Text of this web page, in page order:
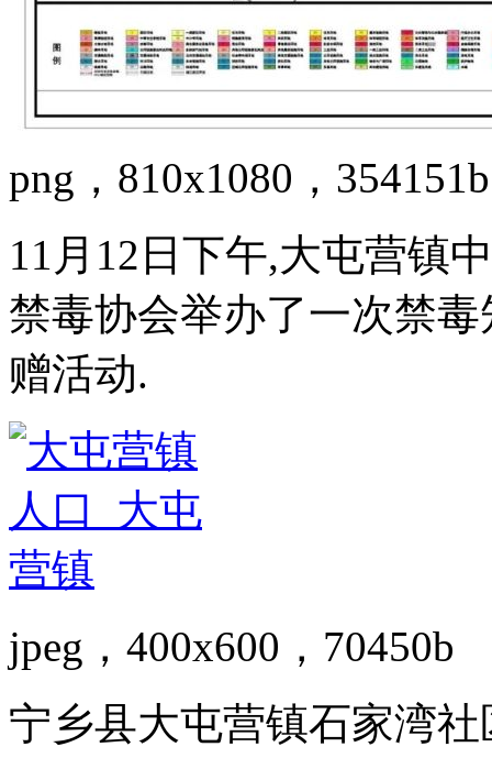
png，810x1080，354151b
11月12日下午,大屯营镇
禁毒协会举办了一次禁
赠活动.
jpeg，400x600，70450b
宁乡县大屯营镇石家湾